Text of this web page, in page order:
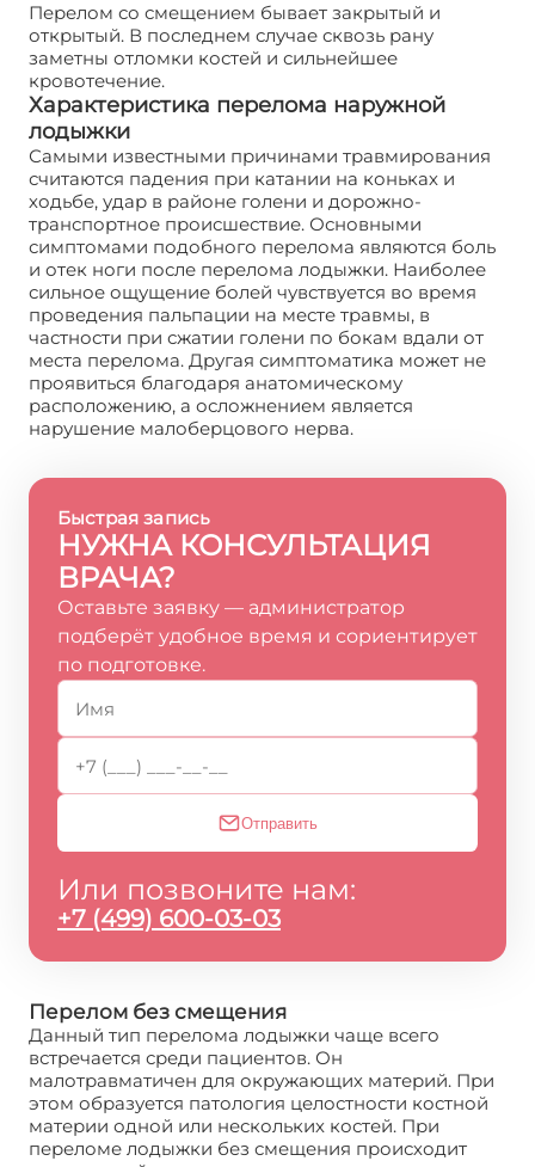
Перелом со смещением бывает закрытый и
открытый. В последнем случае сквозь рану
заметны отломки костей и сильнейшее
кровотечение.
Характеристика перелома наружной
лодыжки
Самыми известными причинами травмирования
считаются падения при катании на коньках и
ходьбе, удар в районе голени и дорожно-
транспортное происшествие. Основными
симптомами подобного перелома являются боль
и отек ноги после перелома лодыжки. Наиболее
сильное ощущение болей чувствуется во время
проведения пальпации на месте травмы, в
частности при сжатии голени по бокам вдали от
места перелома. Другая симптоматика может не
проявиться благодаря анатомическому
расположению, а осложнением является
нарушение малоберцового нерва.
Быстрая запись
НУЖНА КОНСУЛЬТАЦИЯ
ВРАЧА?
Оставьте заявку — администратор
подберёт удобное время и сориентирует
по подготовке.
Отправить
Или позвоните нам:
+7 (499) 600-03-03
Перелом без смещения
Данный тип перелома лодыжки чаще всего
встречается среди пациентов. Он
малотравматичен для окружающих материй. При
этом образуется патология целостности костной
материи одной или нескольких костей. При
переломе лодыжки без смещения происходит